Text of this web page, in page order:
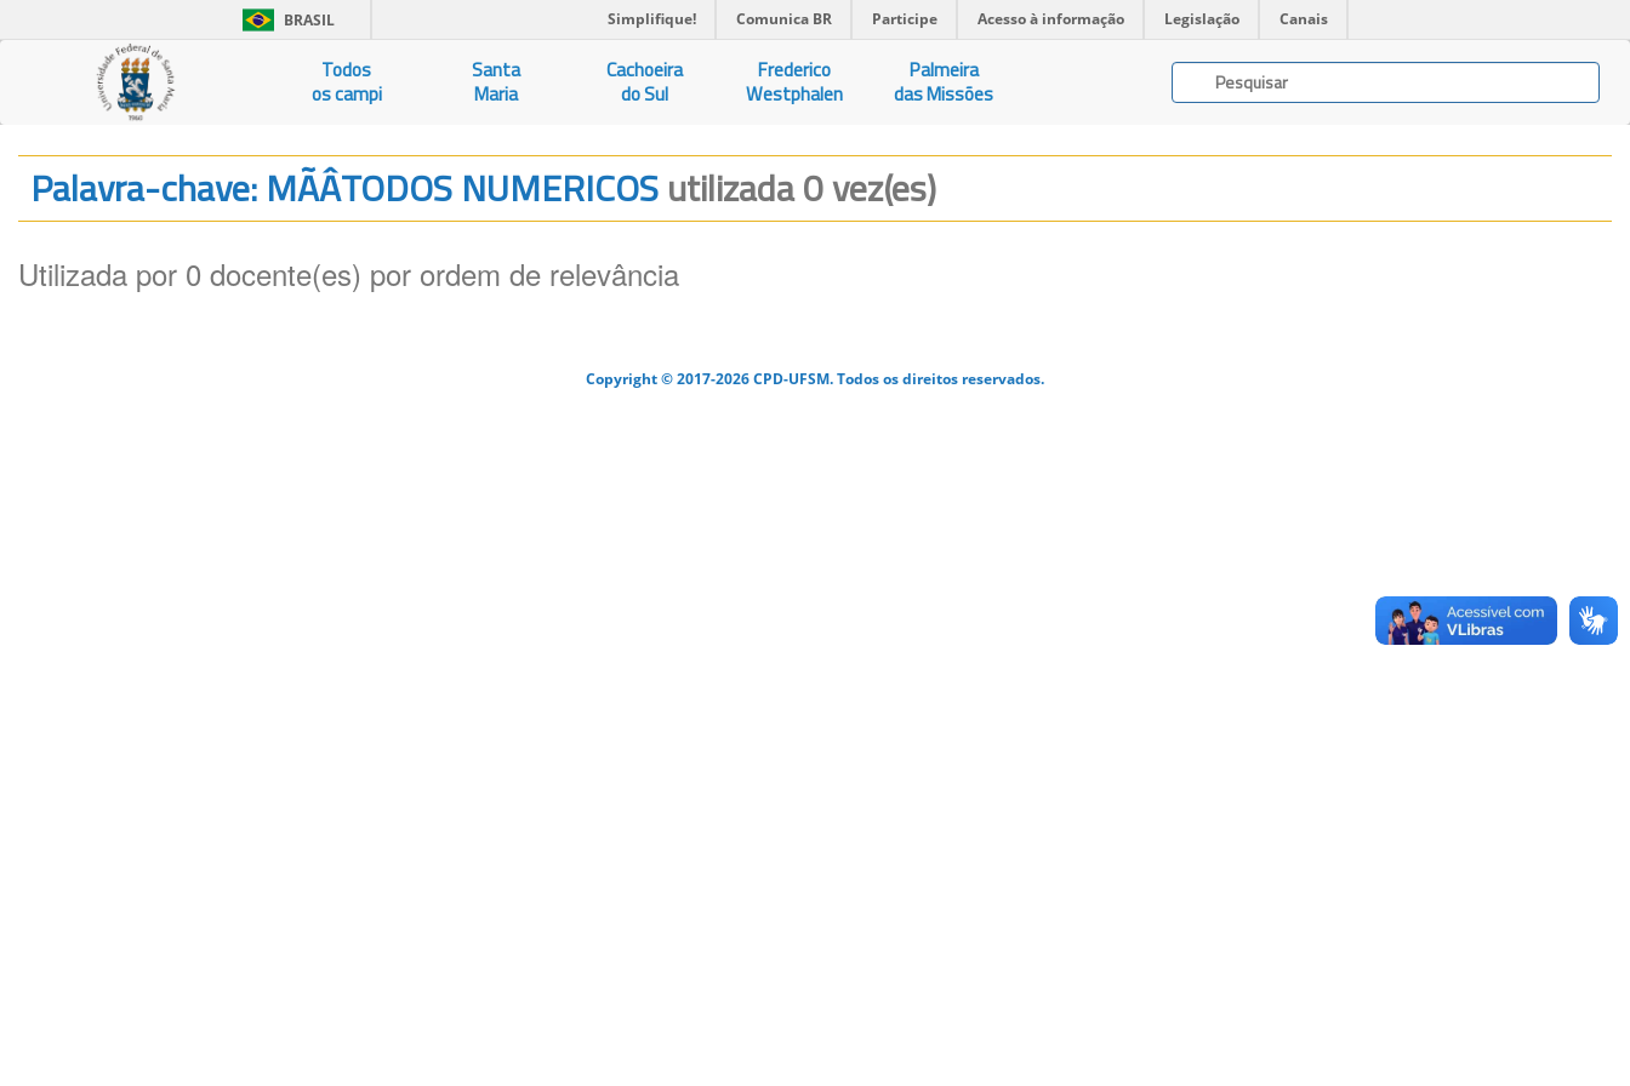
BRASIL Simplifique! Comunica BR Participe Acesso à informação Legislação Canais
Todos
os campi
Santa
Maria
Cachoeira
do Sul
Frederico
Westphalen
Palmeira
das Missões
Palavra-chave: MÃÂTODOS NUMERICOSutilizada 0 vez(es)
Utilizada por 0 docente(es) por ordem de relevância
Copyright © 2017-2026 CPD-UFSM. Todos os direitos reservados.